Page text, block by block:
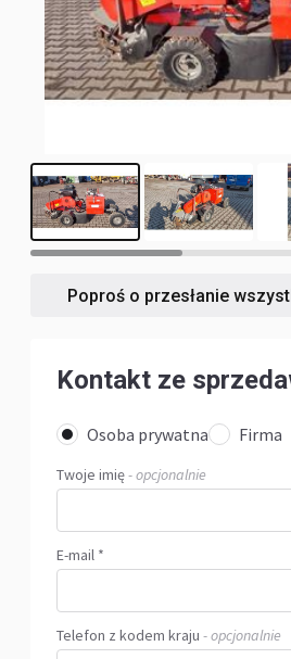
Poproś o przesłanie
Kontakt ze
Osoba prywatna Firma
Twoje imię- opcjonalnie
E-mail *
Telefon z kodem kraju - opcjonalnie